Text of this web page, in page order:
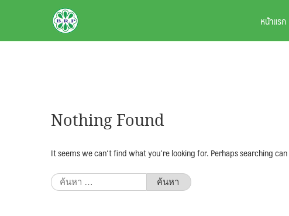
BRPAUTO.COM หน้าแรก
Nothing Found
It seems we can’t find what you’re looking for. Perhaps searching
ค้นหา
สำหรับ: